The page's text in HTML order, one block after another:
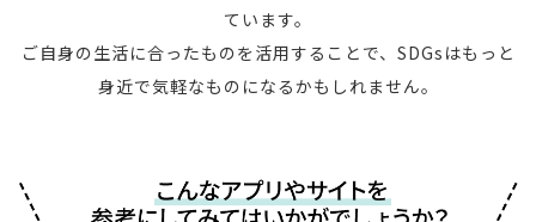
ています。
ご自身の生活に合ったものを活用することで、SDGsはもっと
身近で気軽なものになるかもしれません。